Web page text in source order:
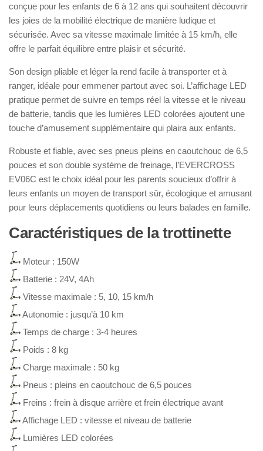
conçue pour les enfants de 6 à 12 ans qui souhaitent découvrir
les joies de la mobilité électrique de manière ludique et
sécurisée. Avec sa vitesse maximale limitée à 15 km/h, elle
offre le parfait équilibre entre plaisir et sécurité.
Son design pliable et léger la rend facile à transporter et à
ranger, idéale pour emmener partout avec soi. L’affichage LED
pratique permet de suivre en temps réel la vitesse et le niveau
de batterie, tandis que les lumières LED colorées ajoutent une
touche d’amusement supplémentaire qui plaira aux enfants.
Robuste et fiable, avec ses pneus pleins en caoutchouc de 6,5
pouces et son double système de freinage, l’EVERCROSS
EV06C est le choix idéal pour les parents soucieux d’offrir à
leurs enfants un moyen de transport sûr, écologique et amusant
pour leurs déplacements quotidiens ou leurs balades en famille.
Caractéristiques de la trottinette
Moteur : 150W
Batterie : 24V, 4Ah
Vitesse maximale : 5, 10, 15 km/h
Autonomie : jusqu’à 10 km
Temps de charge : 3-4 heures
Poids : 8 kg
Charge maximale : 50 kg
Pneus : pleins en caoutchouc de 6,5 pouces
Freins : frein à disque arrière et frein électrique avant
Affichage LED : vitesse et niveau de batterie
Lumières LED colorées